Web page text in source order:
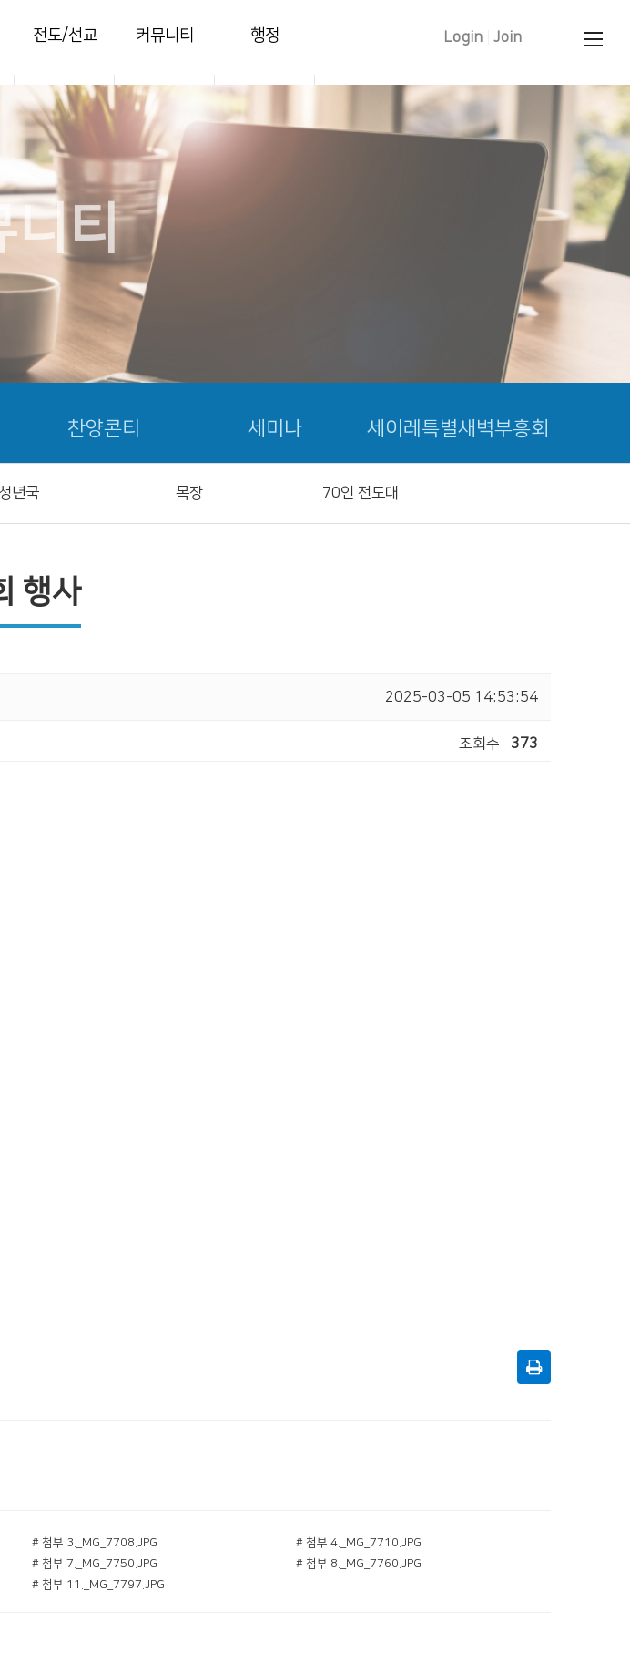
전도/선교
지역전도
국내선교
해외선교
커뮤니티
열린마당
사진 갤러리
주보
찬양콘티
세미나
세이레특별새벽
부흥회
행정
양육훈련 신청
Login Join
니티
찬양콘티 세미나 세이레특별새벽부흥회
청년국 목장 70인 전도대
행사
2025-03-05 14:53:54
조회수 373
# 첨부 3._MG_7708.JPG
# 첨부 4._MG_7710.JPG
# 첨부 7._MG_7750.JPG
# 첨부 8._MG_7760.JPG
# 첨부 11._MG_7797.JPG